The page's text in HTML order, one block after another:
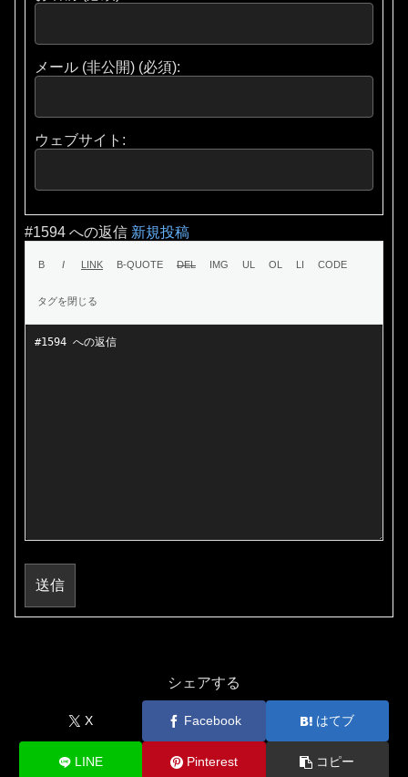
メール (非公開) (必須):
ウェブサイト:
#1594 への返信 新規投稿
送信
シェアする
X Facebook はてブ
LINE Pinterest コピー